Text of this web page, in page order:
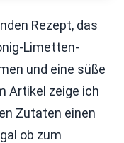
Rezept, das
Limetten-
und eine süße
Artikel zeige ich
Zutaten einen
ob zum